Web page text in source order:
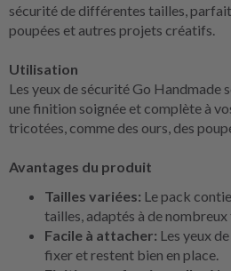
sécurité de différentes tailles,
poupées et autres projets créatifs.
Utilisation
Les yeux de sécurité Go Handmade
une finition soignée et complète à
tricotées, comme des ours, des
Avantages du produit
Tailles variées: Le pack
tailles, adaptés à de nombreux
Facile à attacher: Les yeux
fixer et restent bien en place.